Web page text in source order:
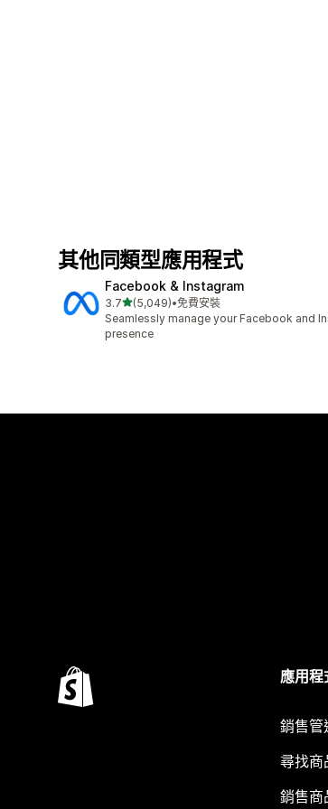
其他同類型應用程式
Facebook & Instagram
3.7滿分 5 顆星
(5,049)
共有 5049 則評價
•免費安裝
Seamlessly manage your Facebook and
presence
應用程
銷售管
尋找商
銷售商